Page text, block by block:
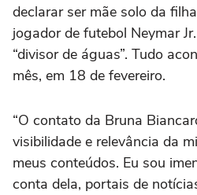
declarar ser mãe solo da
jogador de futebol Neymar
“divisor de águas”. Tudo
mês, em 18 de fevereiro.
“O contato da Bruna
visibilidade e relevância da
meus conteúdos. Eu sou
conta dela, portais de